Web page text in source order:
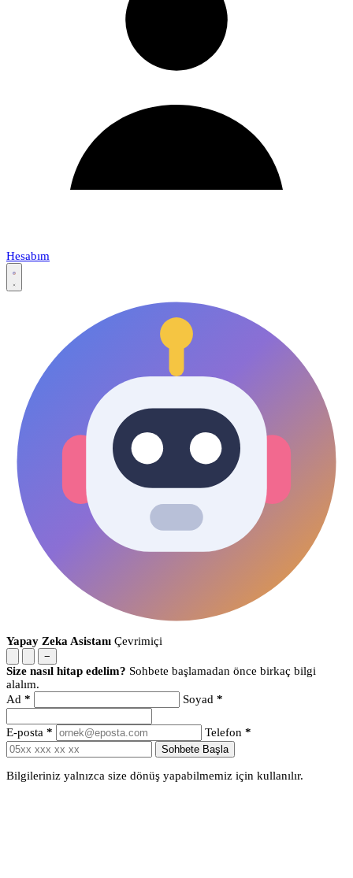
Hesabım
Yapay Zeka Asistanı Çevrimiçi
−
Size nasıl hitap edelim? Sohbete başlamadan önce birkaç bilgi
alalım.
Ad * Soyad *
E-posta * Telefon *
Sohbete Başla
Bilgileriniz yalnızca size dönüş yapabilmemiz için kullanılır.